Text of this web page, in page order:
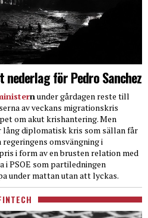
för Pedro Sanchez
n under gårdagen reste till
av veckans migrationskris
om akut krishantering. Men
lång diplomatisk kris som sällan får
omsvängning i
i form av en brusten relation med
PSOE som partiledningen
under mattan utan att lyckas.